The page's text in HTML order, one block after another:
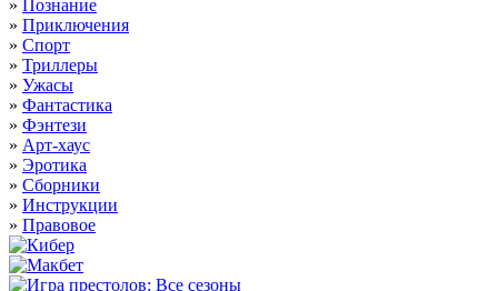
» Познание
» Приключения
» Спорт
» Триллеры
» Ужасы
» Фантастика
» Фэнтези
» Арт-хаус
» Эротика
» Сборники
» Инструкции
» Правовое